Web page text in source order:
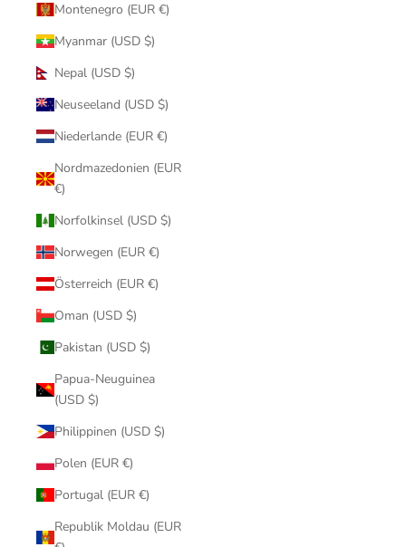
Montenegro (EUR €)
Myanmar (USD $)
Nepal (USD $)
Neuseeland (USD $)
Niederlande (EUR €)
Nordmazedonien (EUR
€)
Norfolkinsel (USD $)
Norwegen (EUR €)
Österreich (EUR €)
Oman (USD $)
Pakistan (USD $)
Papua-Neuguinea
(USD $)
Philippinen (USD $)
Polen (EUR €)
Portugal (EUR €)
Republik Moldau (EUR